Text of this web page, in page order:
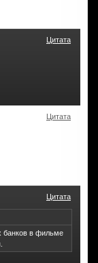
Цитата
Цитата
Цитата
банков в фильме